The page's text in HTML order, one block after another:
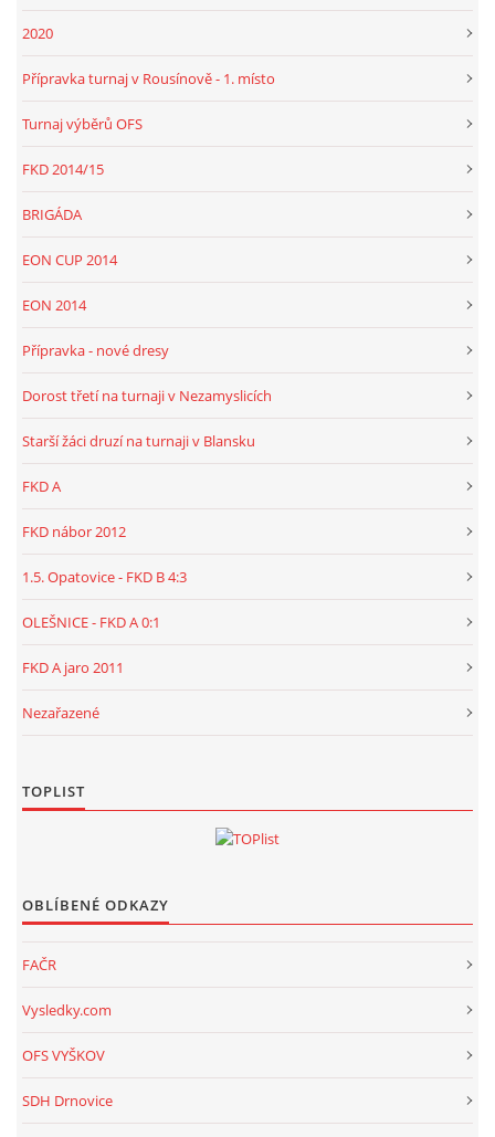
2020
Přípravka turnaj v Rousínově - 1. místo
Turnaj výběrů OFS
FKD 2014/15
BRIGÁDA
EON CUP 2014
EON 2014
Přípravka - nové dresy
Dorost třetí na turnaji v Nezamyslicích
Starší žáci druzí na turnaji v Blansku
FKD A
FKD nábor 2012
1.5. Opatovice - FKD B 4:3
OLEŠNICE - FKD A 0:1
FKD A jaro 2011
Nezařazené
TOPLIST
OBLÍBENÉ ODKAZY
FAČR
Vysledky.com
OFS VYŠKOV
SDH Drnovice